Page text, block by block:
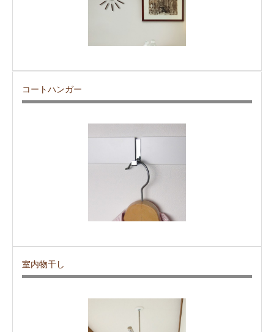
コートハンガー
室内物干し